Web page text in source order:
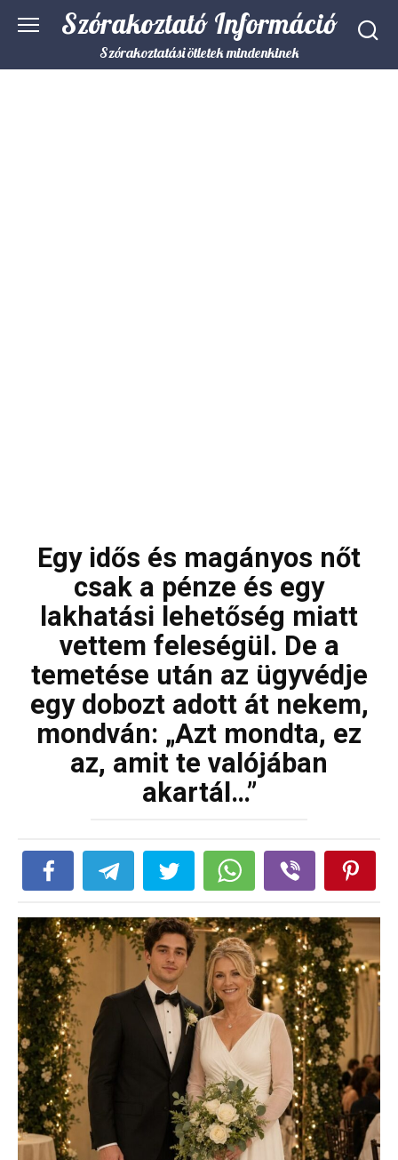
Szórakoztató Információ
Szórakoztatási ötletek mindenkinek
Egy idős és magányos nőt
csak a pénze és egy
lakhatási lehetőség miatt
vettem feleségül. De a
temetése után az ügyvédje
egy dobozt adott át nekem,
mondván: „Azt mondta, ez
az, amit te valójában
akartál…”